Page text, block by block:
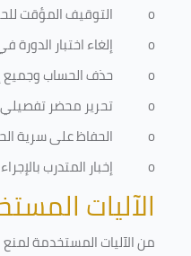
o
التوقيف المؤقت
o
إلغاء اختبار
o
حذف الحساب وجميع
o
تحرير محضر
o
الحفاظ على سرية
o
إخبار المتدرب
الآليات
من الآليات المستخدمة